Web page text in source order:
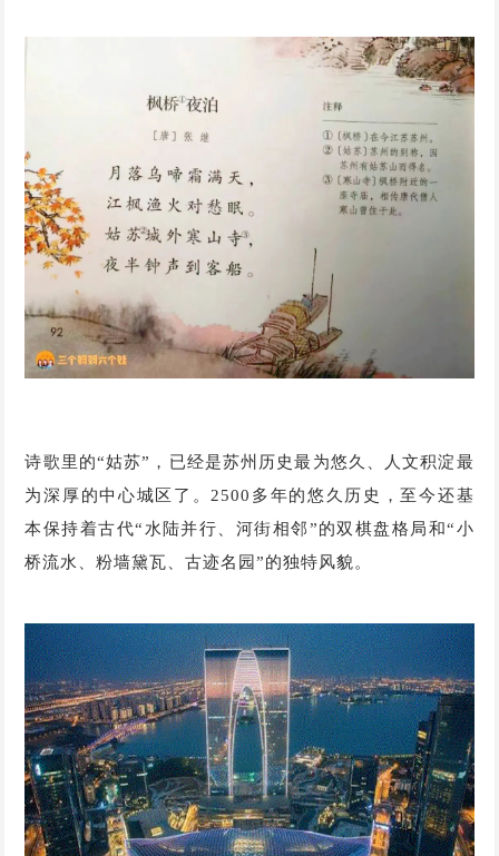
诗歌里的“姑苏”，已经是苏州历史最为悠久、人文积淀最
为深厚的中心城区了。2500多年的悠久历史，至今还基
本保持着古代“水陆并行、河街相邻”的双棋盘格局和“小
桥流水、粉墙黛瓦、古迹名园”的独特风貌。